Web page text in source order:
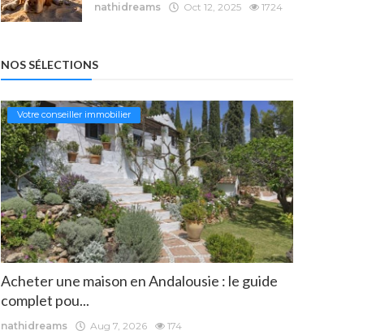
nathidreams Oct 12, 2025 1724
NOS SÉLECTIONS
Votre conseiller immobilier
Acheter une maison en Andalousie : le guide
complet pou...
nathidreams Aug 7, 2026 174